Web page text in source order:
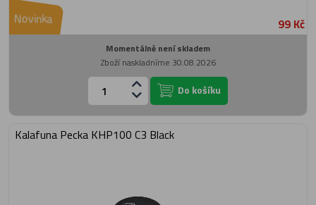
Novinka 99 Kč
Momentálně není skladem
Zboží naskladníme 30.08.2026
Do košíku
Kalafuna Pecka KHP100 C3 Black